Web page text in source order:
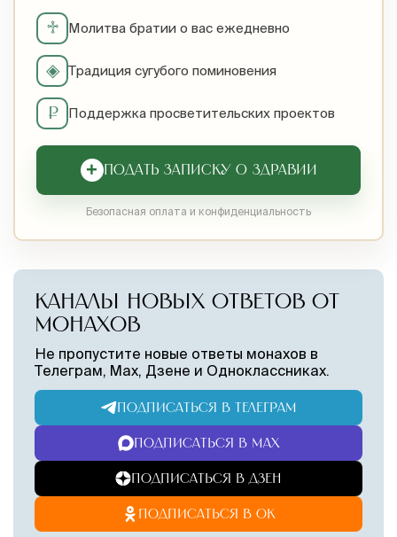
♱ Молитва братии о вас ежедневно
◈ Традиция сугубого поминовения
₽ Поддержка просветительских проектов
+ ПОДАТЬ ЗАПИСКУ О ЗДРАВИИ
Безопасная оплата и конфиденциальность
КАНАЛЫ НОВЫХ ОТВЕТОВ ОТ
МОНАХОВ
Не пропустите новые ответы монахов в
Телеграм, Max, Дзене и Одноклассниках.
ПОДПИСАТЬСЯ В ТЕЛЕГРАМ
ПОДПИСАТЬСЯ В MAX
ПОДПИСАТЬСЯ В ДЗЕН
ПОДПИСАТЬСЯ В ОК